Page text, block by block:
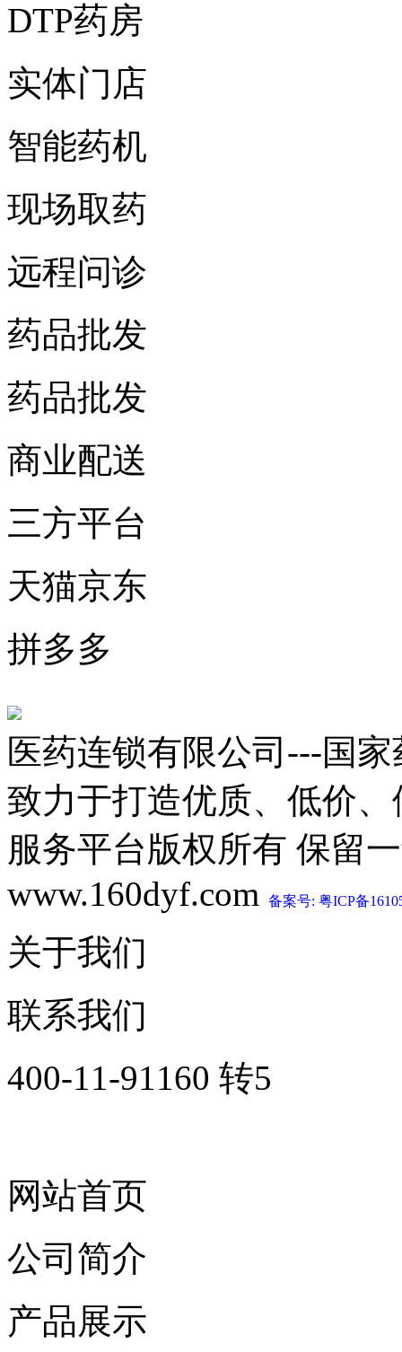
DTP药房
实体门店
智能药机
现场取药
远程问诊
药品批发
药品批发
商业配送
三方平台
天猫京东
拼多多
医药连锁有限公司---国
致力于打造优质、低价
服务平台版权所有 保留
www.160dyf.com
备案号: 粤ICP备
关于我们
联系我们
400-11-91160 转5
网站首页
公司简介
产品展示